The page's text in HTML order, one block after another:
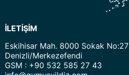
İLETİŞİM
Eskihisar Mah. 8000 Sokak No:27
Denizli/Merkezefendi
GSM : +90 532 585 27 43